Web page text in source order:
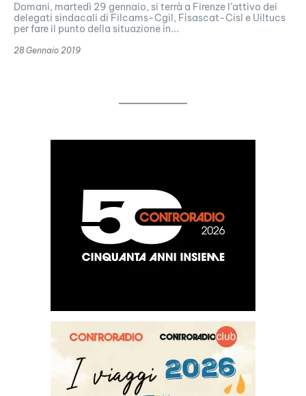
Domani, martedì 29 gennaio, si terrà a Firenze l’attivo dei
delegati sindacali di Filcams-Cgil, Fisascat-Cisl e Uiltucs
per fare il punto della situazione in...
28 Gennaio 2019